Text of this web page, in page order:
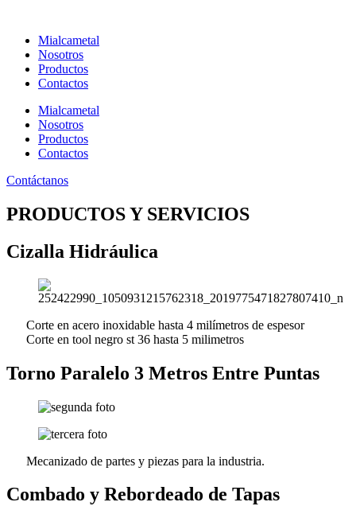
contenidoMialcametal
Nosotros
Productos
Contactos
Mialcametal
Nosotros
Productos
Contactos
Contáctanos
PRODUCTOS Y SERVICIOS
Cizalla Hidráulica
Corte en acero inoxidable hasta 4 milímetros de espesor
Corte en tool negro st 36 hasta 5 milimetros
Torno Paralelo 3 Metros Entre Puntas
Mecanizado de partes y piezas para la industria.
Combado y Rebordeado de Tapas